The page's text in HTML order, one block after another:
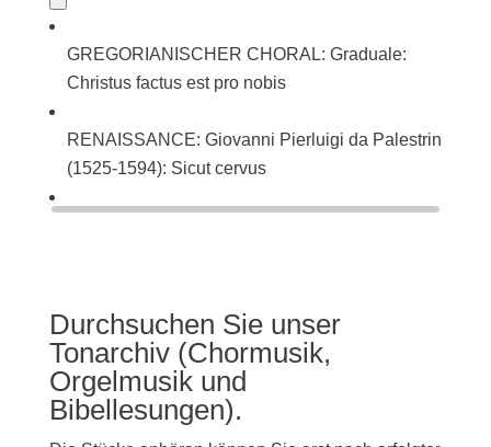
GREGORIANISCHER CHORAL: Graduale:
Christus factus est pro nobis
RENAISSANCE: Giovanni Pierluigi da Palestrina
(1525-1594): Sicut cervus
Durchsuchen Sie unser
Tonarchiv (Chormusik,
Orgelmusik und
Bibellesungen).